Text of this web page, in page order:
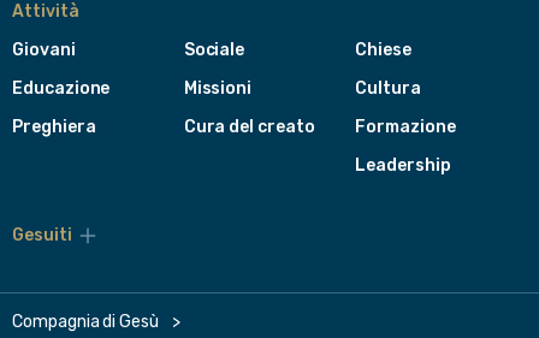
Attività
Giovani
Educazione
Preghiera
Sociale
Missioni
Cura del creato
Chiese
Cultura
Formazione
Leadership
Gesuiti
navigazione
del
Compagnia di Gesù